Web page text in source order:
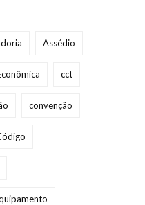
Assédio
cct
convenção